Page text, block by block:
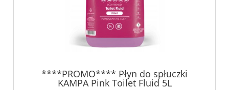
****PROMO**** Płyn do spłuczki
KAMPA Pink Toilet Fluid 5L